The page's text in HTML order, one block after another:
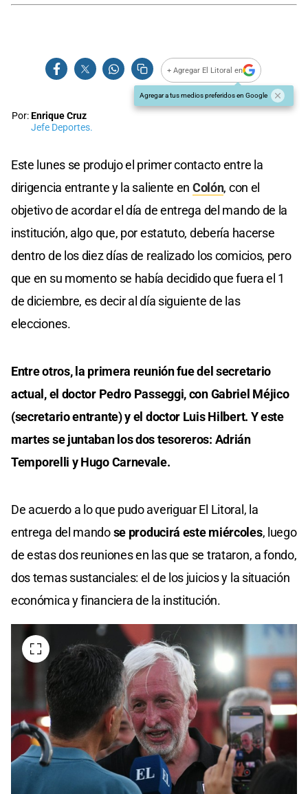
+ Agregar El Litoral en
Agregar a tus medios preferidos en Google
Por:Enrique Cruz
Jefe Deportes.
Este lunes se produjo el primer contacto entre la
dirigencia entrante y la saliente en Colón, con el
objetivo de acordar el día de entrega del mando de la
institución, algo que, por estatuto, debería hacerse
dentro de los diez días de realizado los comicios, pero
que en su momento se había decidido que fuera el 1
de diciembre, es decir al día siguiente de las
elecciones.
Entre otros, la primera reunión fue del secretario
actual, el doctor Pedro Passeggi, con Gabriel Méjico
(secretario entrante) y el doctor Luis Hilbert. Y este
martes se juntaban los dos tesoreros: Adrián
Temporelli y Hugo Carnevale.
De acuerdo a lo que pudo averiguar El Litoral, la
entrega del mandose producirá este miércoles, luego
de estas dos reuniones en las que se trataron, a fondo,
dos temas sustanciales: el de los juicios y la situación
económica y financiera de la institución.